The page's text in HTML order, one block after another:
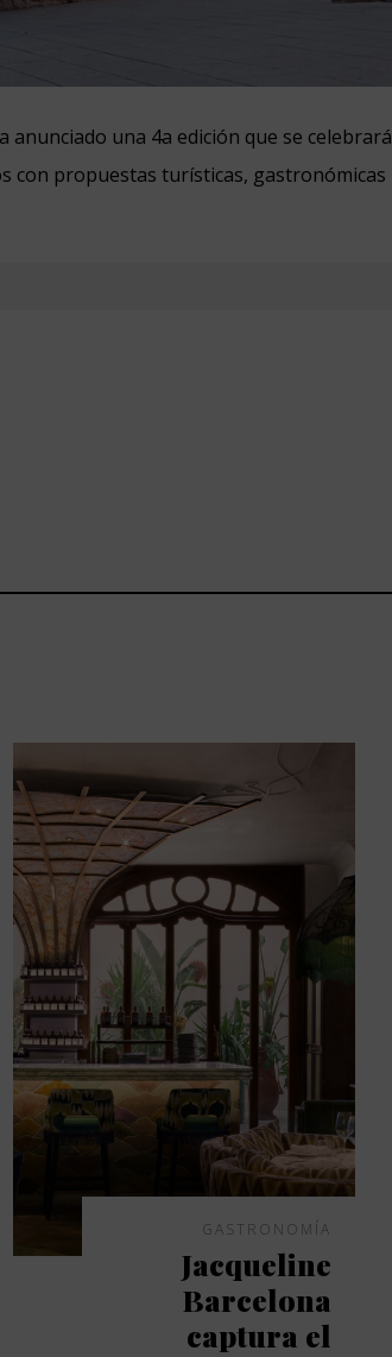
una 4a edición que se celebrará
con propuestas turísticas, gastronómicas
GASTRONOMÍA
Jacqueline
Barcelona
captura el